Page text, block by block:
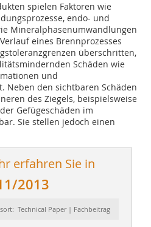
spielen Faktoren wie
endo- und
Mineralphasenumwandlungen
eines Brennprozesses
überschritten,
Schäden wie
und
Neben den sichtbaren Schäden
des Ziegels, beispielsweise
Gefügeschäden im
Sie stellen jedoch einen
erfahren Sie in
2013
Technical Paper | Fachbeitrag